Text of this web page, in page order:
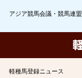
アジア競馬会議・競馬連盟
軽種馬登録ニュース